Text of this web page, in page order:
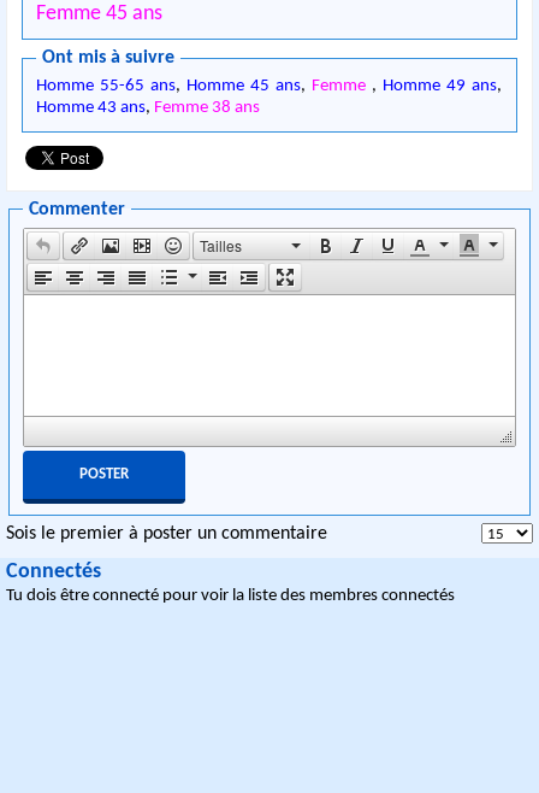
Femme 45 ans
Ont mis à suivre
Homme 55-65 ans, Homme 45 ans, Femme , Homme 49 ans,
Homme 43 ans, Femme 38 ans
Commenter
Tailles
Sois le premier à poster un commentaire
Connectés
Tu dois être connecté pour voir la liste des membres connectés